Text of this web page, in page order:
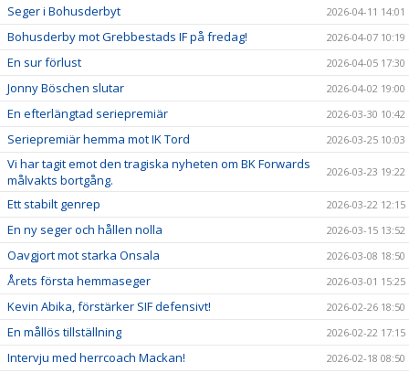
Seger i Bohusderbyt 2026-04-11 14:01
Bohusderby mot Grebbestads IF på fredag! 2026-04-07 10:19
En sur förlust 2026-04-05 17:30
Jonny Böschen slutar 2026-04-02 19:00
En efterlängtad seriepremiär 2026-03-30 10:42
Seriepremiär hemma mot IK Tord 2026-03-25 10:03
Vi har tagit emot den tragiska nyheten om BK Forwards
målvakts bortgång.
2026-03-23 19:22
Ett stabilt genrep 2026-03-22 12:15
En ny seger och hållen nolla 2026-03-15 13:52
Oavgjort mot starka Onsala 2026-03-08 18:50
Årets första hemmaseger 2026-03-01 15:25
Kevin Abika, förstärker SIF defensivt! 2026-02-26 18:50
En mållös tillställning 2026-02-22 17:15
Intervju med herrcoach Mackan! 2026-02-18 08:50